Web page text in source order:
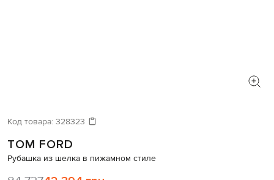
Код товара: 328323
TOM FORD
Рубашка из шелка в пижамном стиле